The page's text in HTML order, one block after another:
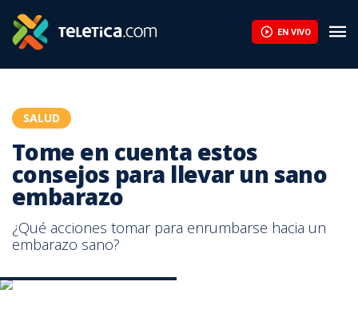
EN VIVO
SALUD
Tome en cuenta estos
consejos para llevar un sano
embarazo
¿Qué acciones tomar para enrumbarse hacia un
embarazo sano?